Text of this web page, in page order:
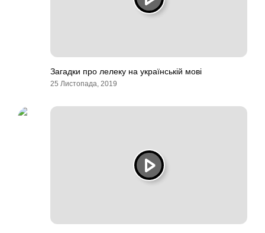
Загадки про лелеку на українській мові
25 Листопада, 2019